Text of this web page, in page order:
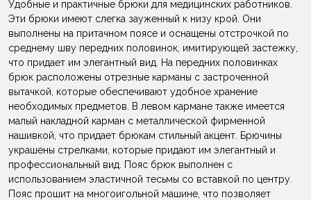
Удобные и практичные брюки для медицинских работников.
Эти брюки имеют слегка зауженный к низу крой. Они
выполнены на притачном поясе и оснащены отстрочкой по
среднему шву передних половинок, имитирующей застежку,
что придает им элегантный вид. На передних половинках
брюк расположены отрезные карманы с застроченной
вытачкой, которые обеспечивают удобное хранение
необходимых предметов. В левом кармане также имеется
малый накладной карман с металлической фирменной
нашивкой, что придает брюкам стильный акцент. Брючины
украшены стрелками, которые придают им элегантный и
профессиональный вид. Пояс брюк выполнен с
использованием эластичной тесьмы со вставкой по центру.
Пояс прошит на многоигольной машине, что позволяет